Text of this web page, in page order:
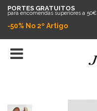
PORTES GRATUITOS
para encomendas superiores a 50€
-50% No 2º Artigo